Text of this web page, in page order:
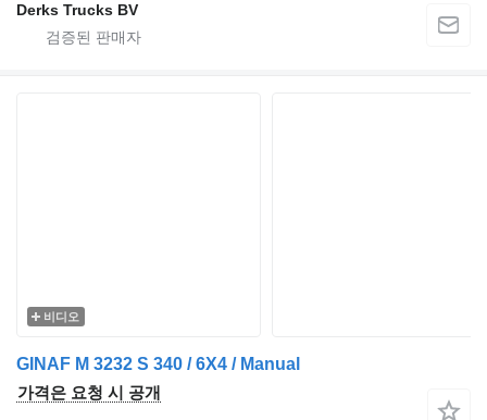
Derks Trucks BV
비디오
GINAF M 3232 S 340 / 6X4 / Manual
가격은 요청 시 공개